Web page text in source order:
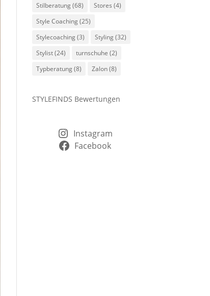
Stilberatung(68) Stores (4)
Style Coaching(25)
Stylecoaching(3) Styling(32)
Stylist(24) turnschuhe (2)
Typberatung(8) Zalon(8)
STYLEFINDS Bewertungen
Instagram
Facebook